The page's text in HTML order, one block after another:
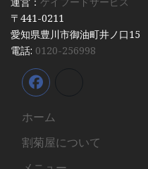
〒441-0211
愛知県豊川市御油町井ノ口15
電話: 0120-256998
ホーム
割菊屋について